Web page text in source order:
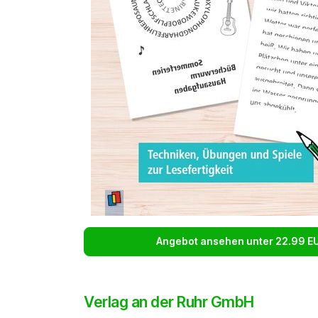
Angebot ansehen unter 22.99
Verlag an der Ruhr GmbH